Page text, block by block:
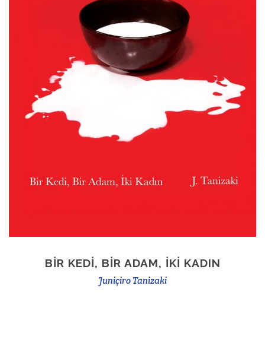
BIR KEDI, BIR ADAM, İKI KADIN
Juniçiro Tanizaki